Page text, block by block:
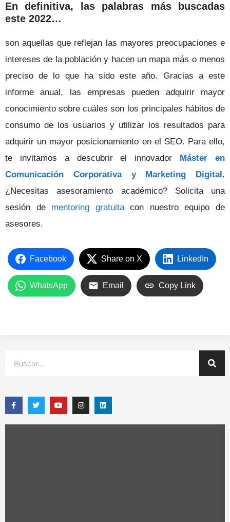
En definitiva, las palabras más buscadas
este 2022…
son aquellas que reflejan las mayores preocupaciones e
intereses de la población y hacen un mapa más o menos
preciso de lo que ha sido este año. Gracias a este
informe anual, las empresas pueden adquirir mayor
conocimiento sobre cuáles son los principales hábitos de
consumo de los usuarios y utilizar los resultados para
adquirir un mayor posicionamiento en el SEO. Para ello,
te invitamos a descubrir el innovador
Máster en
Comunicación Corporativa y Marketing Digital .
¿Necesitas asesoramiento académico? Solicita una
sesión de mentoring gratuitacon nuestro equipo de
asesores.
Facebook Share on X LinkedIn
WhatsApp Email Copy Link